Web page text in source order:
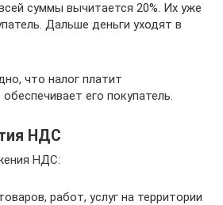
суммы вычитается 20%. Их уже
Дальше деньги уходят в
что налог платит
его покупатель.
НДС
НДС:
работ, услуг на территории